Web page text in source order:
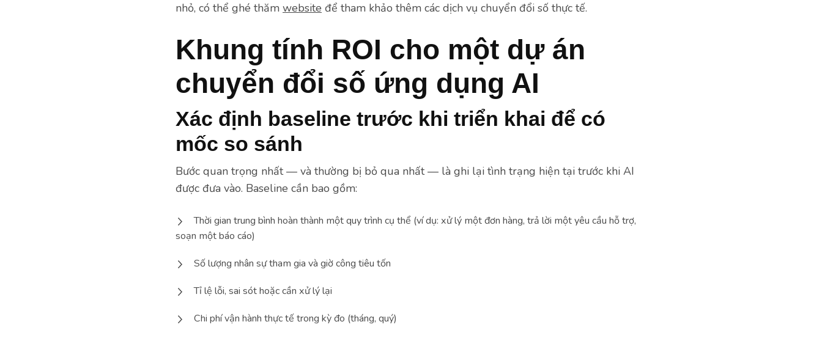
nhỏ, có thể ghé thăm website để tham khảo thêm các dịch vụ chuyển đổi số thực tế.
Khung tính ROI cho một dự án
chuyển đổi số ứng dụng AI
Xác định baseline trước khi triển khai để có
mốc so sánh
Bước quan trọng nhất — và thường bị bỏ qua nhất — là ghi lại tình trạng hiện tại trước khi AI
được đưa vào. Baseline cần bao gồm:
Thời gian trung bình hoàn thành một quy trình cụ thể (ví dụ: xử lý một đơn hàng, trả lời một yêu cầu hỗ trợ,
soạn một báo cáo)
Số lượng nhân sự tham gia và giờ công tiêu tốn
Tỉ lệ lỗi, sai sót hoặc cần xử lý lại
Chi phí vận hành thực tế trong kỳ đo (tháng, quý)